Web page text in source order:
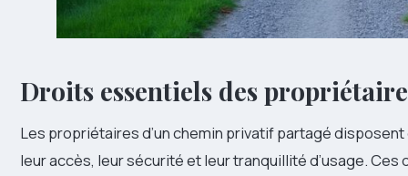
Droits essentiels des
Les propriétaires d’un chemin privatif partagé
leur accès, leur sécurité et leur tranquillité d’usage.